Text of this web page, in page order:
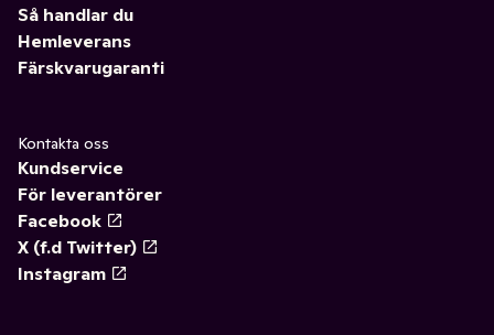
Så handlar du
Hemleverans
Färskvarugaranti
Kontakta oss
Kundservice
För leverantörer
Facebook
X (f.d Twitter)
Instagram